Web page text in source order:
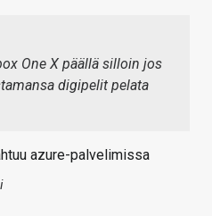
One X päällä silloin jos
digipelit pelata
azure-palvelimissa